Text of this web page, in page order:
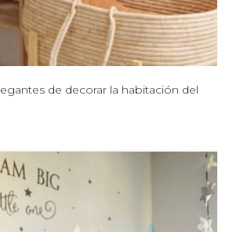
de decorar la habitación del